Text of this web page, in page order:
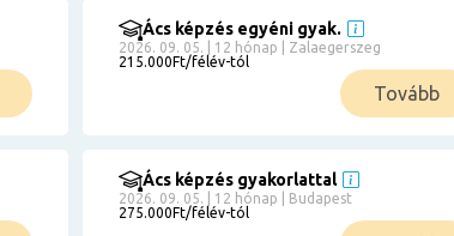
Ács képzés egyéni gyak.
2026. 09. 05. | 12 hónap | Zalaegerszeg
215.000Ft/félév-tól
Tovább
Ács képzés gyakorlattal
2026. 09. 05. | 12 hónap | Budapest
275.000Ft/félév-tól